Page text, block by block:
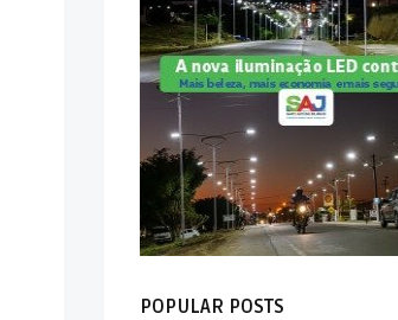
POPULAR POSTS